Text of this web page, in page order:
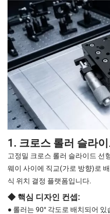
1. 크로스 롤러 슬라
고정밀 크로스 롤러 슬라이드 선
웨이 사이에 직교(가로 방향)로
식 위치 결정 플랫폼입니다.
◆ 핵심 디자인 컨셉:
● 롤러는 90° 각도로 배치되어 있